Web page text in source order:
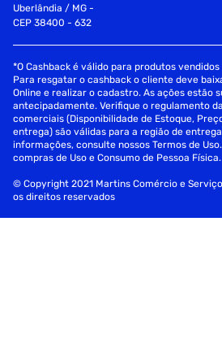
Uberlândia / MG -
CEP 38400 - 632
*O Cashback é válido para produtos
Para resgatar o cashback o cliente deve
Online e realizar o cadastro. As ações estão
antecipadamente. Verifique o regulamento
comerciais (Disponibilidade de Estoque,
entrega) são válidas para a região de
informações, consulte nossos Termos de
compras de Uso e Consumo de Pessoa Física.
© Copyright 2021 Martins Comércio e
os direitos reservados